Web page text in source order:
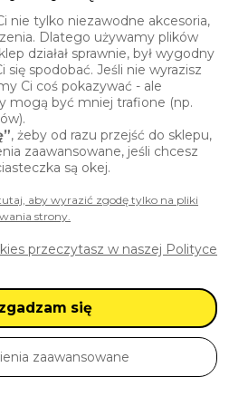
przed jej wycofaniem, ale może
strony),
Prezesa Urzędu Ochrony Danych
narzędzi analitycznych również
Banan realizuje prawa użytkownika w
WYKORZYSTYWANE PRZEZ
TAG MANAGER
z narzędzia Google Analytics,
Ireland Ltd., w celach analitycznych.
narzędziu Polski Banan usprawnia
problemy w jej działaniu.
zarządzać tym procesem za pomocą
DANYCH:
nie tylko niezawodne akcesoria,
Dlatego używamy plików
działał sprawnie, był wygodny
się spodobać. Jeśli nie wyrazisz
Ci coś pokazywać - ale
mogą być mniej trafione (np.
, żeby od razu przejść do sklepu,
zaawansowane, jeśli chcesz
są okej.
aby wyrazić zgodę tylko na pliki
strony.
przeczytasz w naszej Polityce
zgadzam się
zaawansowane